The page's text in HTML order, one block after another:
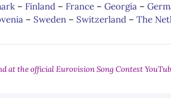
– Finland – France – Georgia –
– Sweden – Switzerland – The
at the official Eurovision Song Contest